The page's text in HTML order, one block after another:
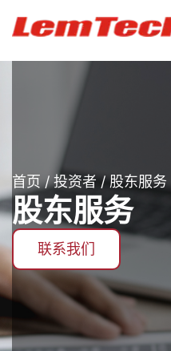
首页/投资者 / 股东服务
股东服务
联系我们